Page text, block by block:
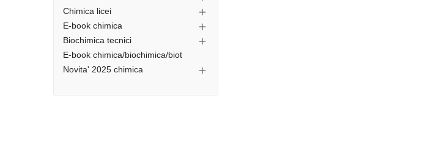
Chimica licei 
E-book chimica 
Biochimica tecnici 
E-book chimica/biochimica/biot
Novita' 2025 chimica
